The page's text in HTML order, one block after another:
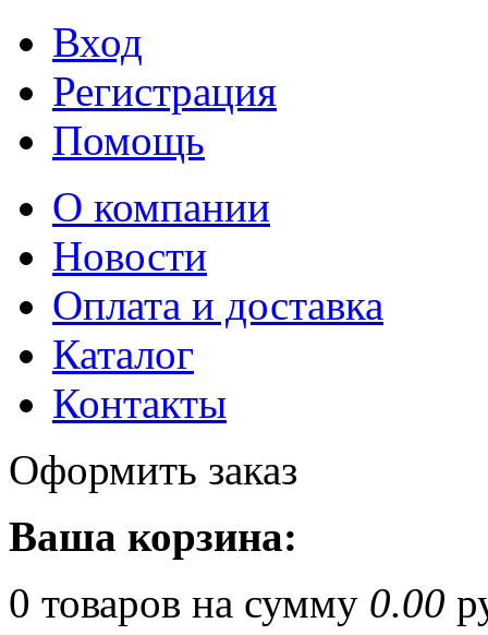
Вход
Регистрация
Помощь
О компании
Новости
Оплата и доставка
Каталог
Контакты
Оформить заказ
Ваша корзина:
0 товаров на сумму 0.00